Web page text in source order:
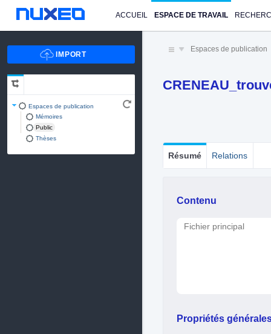
ACCUEIL ESPACE DE TRAVAIL
Espaces de publication
Mémoires
Public
Thèses
Espaces de publication
Résumé Relations
Contenu
Fichier principal
Propriétés